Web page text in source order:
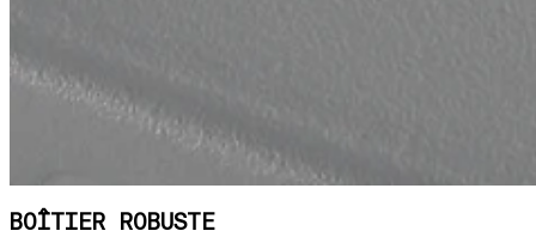
BOÎTIER ROBUSTE